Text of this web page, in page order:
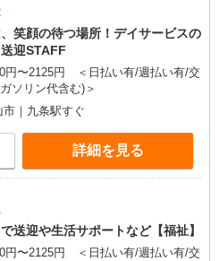
笑顔の待つ場所！デイサービスの
迎STAFF
円〜2125円 ＜日払い有/週払い有/交
ソリン代含む)＞
市｜九条駅すぐ
詳細を見る
送迎や生活サポートなど【福祉】
円〜2125円 ＜日払い有/週払い有/交